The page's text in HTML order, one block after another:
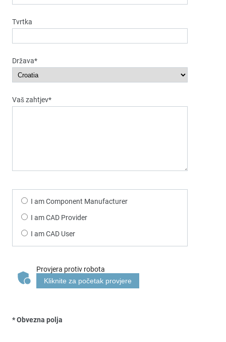
Tvrtka
Država*
Vaš zahtjev*
I am Component Manufacturer
I am CAD Provider
I am CAD User
Provjera protiv robota
Kliknite za početak provjere
* Obvezna polja